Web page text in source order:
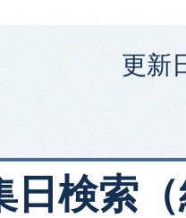
更新
日検索